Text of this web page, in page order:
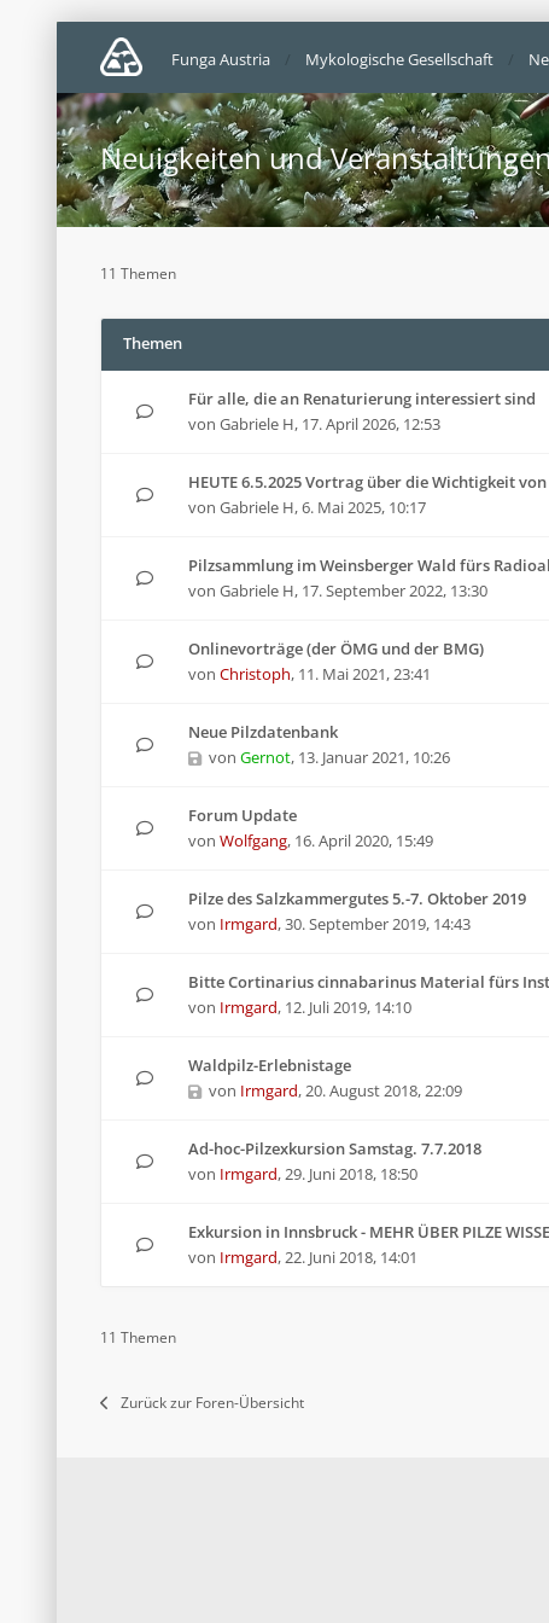
Funga Austria Mykologische Gesellschaft
Neuigkeiten und
11 Themen
Themen
Für alle, die an Renaturierung interessiert sind
von Gabriele H, 17. April 2026, 12:53
HEUTE 6.5.2025 Vortrag über die Wichtigkeit
von Gabriele H,6. Mai 2025, 10:17
Pilzsammlung im Weinsberger Wald fürs
von Gabriele H, 17. September 2022, 13:30
Onlinevorträge (der ÖMG und der BMG)
von Christoph, 11. Mai 2021, 23:41
Neue Pilzdatenbank
von Gernot, 13. Januar 2021, 10:26
Forum Update
von Wolfgang, 16. April 2020, 15:49
Pilze des Salzkammergutes 5.-7. Oktober 2019
von Irmgard,30. September 2019, 14:43
Bitte Cortinarius cinnabarinus Material fürs
von Irmgard, 12. Juli 2019, 14:10
Waldpilz-Erlebnistage
von Irmgard,20. August 2018, 22:09
Ad-hoc-Pilzexkursion Samstag. 7.7.2018
von Irmgard,29. Juni 2018, 18:50
Exkursion in Innsbruck - MEHR ÜBER PILZE
von Irmgard,22. Juni 2018, 14:01
11 Themen
Zurück zur Foren-Übersicht